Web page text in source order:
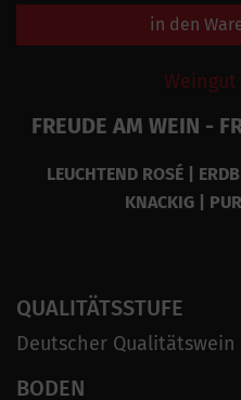
in den
Weingut
FREUDE AM WEIN -
LEUCHTEND ROSÉ |
KNACKIG |
QUALITÄTSSTUFE
Deutscher Qualitätswein
BODEN